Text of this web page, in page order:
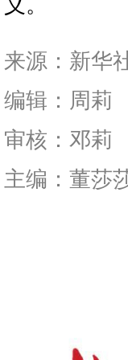
来源： 新华
编辑：周莉
审核：邓莉
主编：董莎